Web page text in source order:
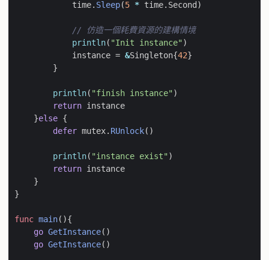
time. Sleep(5 * time. Second)
// 仿造一個耗費資源的建構情境
println( "Init instance")
instance = &Singleton{42}
}
println( "finish instance")
return instance
}else {
defer mutex. RUnlock()
println( "instance exist")
return instance
}
}
func main(){
go GetInstance()
go GetInstance()